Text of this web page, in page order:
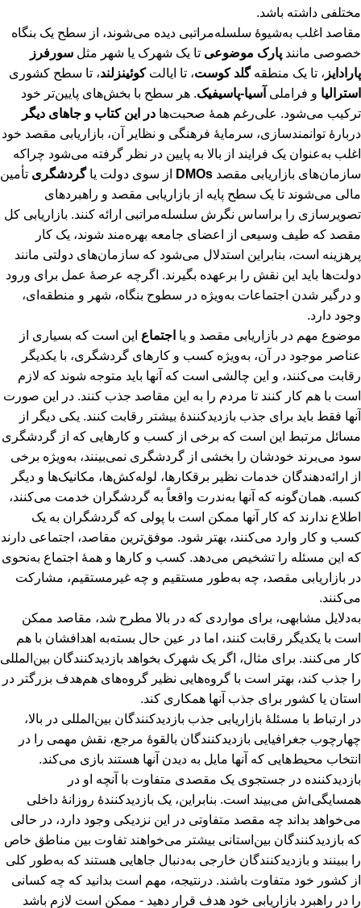
مختلفی داشته باشد.
مقاصد اغلب به‌شیوۀ سلسله‌مراتبی دیده می‌شوند، از سطح یک بنگاه
خصوصی مانند پارک موضوعی تا یک شهرک یا شهر مثل سورفرز
پارادایز ، تا یک منطقهگلد کوست، تا ایالتکوئینزلند، تا سطح کشوری
استرالیا و فراملی آسیا-پاسیفیک. هر سطح با بخش‌های پایین‌تر خود
ترکیب می‌شود. علی‌رغم همۀ صحبت‌ها در این کتاب و جاهای دیگر
دربارۀ توانمندسازی، سرمایۀ فرهنگی و نظایر آن، بازاریابی مقصد خود
اغلب به‌عنوان یک فرایند از بالا به پایین در نظر گرفته می‌شود چراکه
سازمان‌های بازاریابی مقصد DMOs از سوی دولت یا گردشگری تأمین
مالی می‌شوند تا یک سطح پایه از بازاریابی مقصد و راهبردهای
تصویرسازی را براساس نگرش سلسله‌مراتبی ارائه کنند. بازاریابی کل
مقصد که طیف وسیعی از اعضای جامعه بهره‌مند شوند، یک کار
پرهزینه است، بنابراین استدلال می‌شود که سازمان‌های دولتی مانند
دولت‌ها باید این نقش را برعهده بگیرند. اگرچه عرصۀ عمل برای ورود
و درگیر شدن اجتماعات به‌ویژه در سطوح بنگاه، شهر و منطقه‌ای،
وجود دارد.
موضوع مهم در بازاریابی مقصد و یا اجتماع این است که بسیاری از
عناصر موجود در آن، به‌ویژه کسب و کارهای گردشگری، با یکدیگر
رقابت می‌کنند، و این چالشی است که آنها باید متوجه شوند که لازم
است با هم کار کنند تا مردم را به این مقاصد جذب کنند. در این صورت
آنها فقط باید برای جذب بازدیدکنندۀ بیشتر رقابت کنند. یکی دیگر از
مسائل مرتبط این است که برخی از کسب و کارهایی که از گردشگری
سود می‌برند خودشان را بخشی از گردشگری نمی‌بینند، به‌ویژه برخی
از ارائه‌دهندگان خدمات نظیر برقکارها، لوله‌کش‌ها، مکانیک‌ها و دیگر
کسبه. همان‌گونه که آنها به‌ندرت واقعاً به گردشگران خدمت می‌کنند،
اطلاع ندارند که کار آنها ممکن است با پولی که گردشگران به یک
کسب و کار وارد می‌کنند، بهتر شود. موفق‌ترین مقاصد، اجتماعی دارند
که این مسئله را تشخیص می‌دهد. کسب و کارها و همۀ اجتماع به‌نحوی
در بازاریابی مقصد، چه به‌طور مستقیم و چه غیرمستقیم، مشارکت
می‌کنند.
به‌دلایل مشابهی، برای مواردی که در بالا مطرح شد، مقاصد ممکن
است با یکدیگر رقابت کنند، اما در عین حال بسته‌به اهدافشان با هم
کار می‌کنند. برای مثال، اگر یک شهرک بخواهد بازدیدکنندگان بین‌المللی
را جذب کند، بهتر است با گروه‌هایی نظیر گروه‌های هم‌هدف بزرگتر در
استان یا کشور برای جذب آنها همکاری کند.
در ارتباط با مسئلۀ بازاریابی جذب بازدیدکنندگان بین‌المللی در بالا،
چهارچوب جغرافیایی بازدیدکنندگان بالقوۀ مرجع، نقش مهمی را در
انتخاب محیط‌هایی که آنها مایل به دیدن آنها هستند بازی می‌کند.
بازدیدکننده در جستجوی یک مقصدی متفاوت با آنچه او در
همسایگی‌اش می‌بیند است. بنابراین، یک بازدیدکنندۀ روزانۀ داخلی
می‌خواهد بداند چه مقصد متفاوتی در این نزدیکی وجود دارد، در حالی
که بازدیدکنندگان بین‌استانی بیشتر می‌خواهند تفاوت بین مناطق خاص
را ببینند و بازدیدکنندگان خارجی به‌دنبال جاهایی هستند که به‌طور کلی
از کشور خود متفاوت باشند. درنتیجه، مهم است بدانید که چه کسانی
را در راهبرد بازاریابی خود هدف قرار دهید - ممکن است لازم باشد